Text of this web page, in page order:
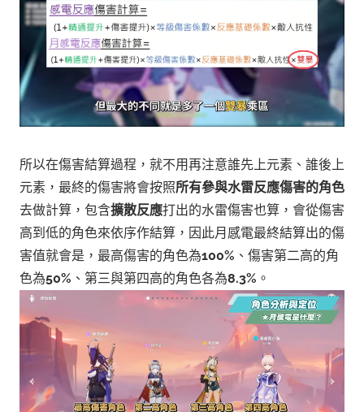
所以在傷害結算過程，就不用再注意誰先上元素、誰後上
元素，最終的傷害將會按照所有參與水雷反應傷害的角色
去做計算，包含擴散反應打出的水雷傷害也算，會從傷害
高到低的角色來依序作結算，因此月感電最終結算出的傷
害值就會是，最高傷害的角色為100% 、傷害第二高的角
色為50% 、第三與第四高的角色各為8.3% 。